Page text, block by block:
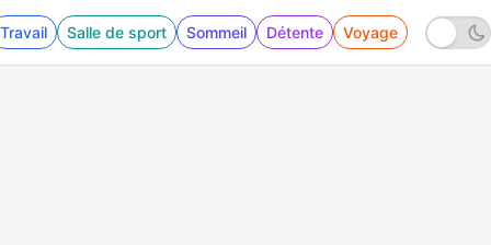
Travail Salle de sport Sommeil Détente Voyage